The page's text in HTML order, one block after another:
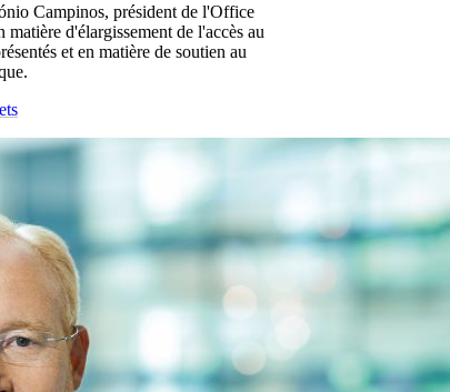
Campinos, président de l'Office
d'élargissement de l'accès au
et en matière de soutien au